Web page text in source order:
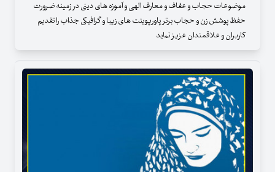
موضوعات حجاب و عفاف و معارف الهی و آموزه های دینی در زمینه ضرورت
حفظ پوشش زن و حجاب برتر پاورپوینت های زیبا و گرافیکی جذاب را تقدیم
کاربران و علاقمندان عزیز نماید